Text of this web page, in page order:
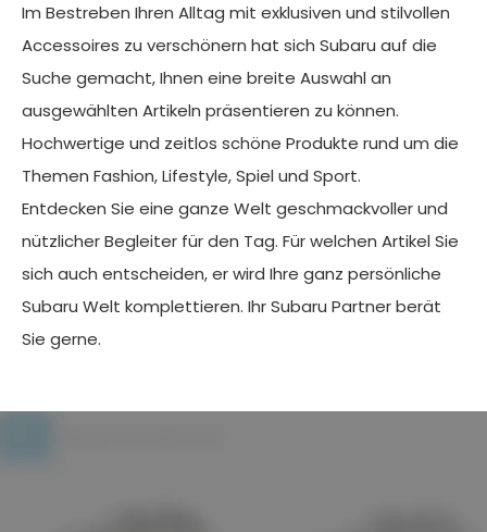
Im Bestreben Ihren Alltag mit exklusiven und stilvollen
Accessoires zu verschönern hat sich Subaru auf die
Suche gemacht, Ihnen eine breite Auswahl an
ausgewählten Artikeln präsentieren zu können.
Hochwertige und zeitlos schöne Produkte rund um die
Themen Fashion, Lifestyle, Spiel und Sport.
Entdecken Sie eine ganze Welt geschmackvoller und
nützlicher Begleiter für den Tag. Für welchen Artikel Sie
sich auch entscheiden, er wird Ihre ganz persönliche
Subaru Welt komplettieren. Ihr Subaru Partner berät
Sie gerne.